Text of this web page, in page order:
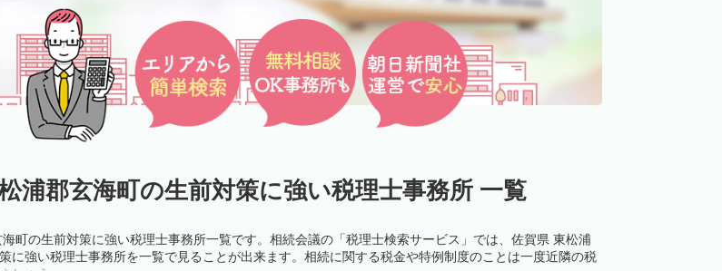
浦郡玄海町の生前対策に強い税理士事務所 一覧
町の生前対策に強い税理士事務所一覧です。相続会議の「税理士検索サービス」では、佐賀県 東松浦
に強い税理士事務所を一覧で見ることが出来ます。相続に関する税金や特例制度のことは一度近隣の税